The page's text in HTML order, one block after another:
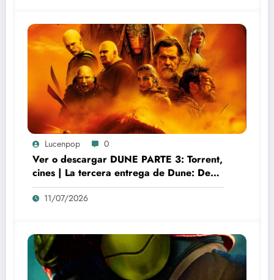
Lucenpop 0
Ver o descargar DUNE PARTE 3: Torrent,
cines | La tercera entrega de Dune: Denis
Villeneuve y el auge del nuevo misticismo
cinematográfico
11/07/2026